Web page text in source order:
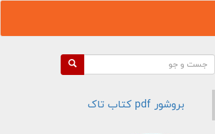
فرم جستجو
بروشور pdf کتاب تاک